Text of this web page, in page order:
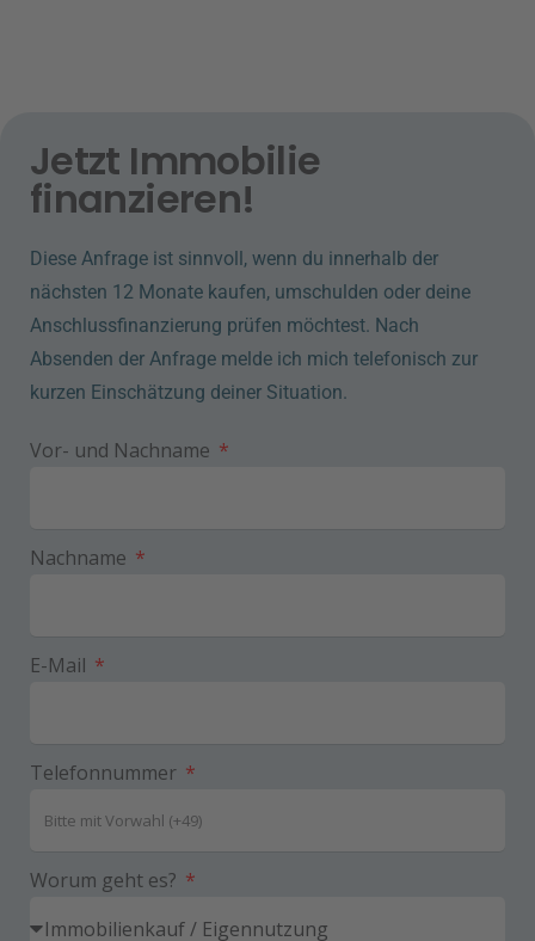
Jetzt Immobilie
finanzieren!
Diese Anfrage ist sinnvoll, wenn du innerhalb der
nächsten 12 Monate kaufen, umschulden oder deine
Anschlussfinanzierung prüfen möchtest. Nach
Absenden der Anfrage melde ich mich telefonisch zur
kurzen Einschätzung deiner Situation.
Vor- und Nachname
Nachname
E-Mail
Telefonnummer
Worum geht es?